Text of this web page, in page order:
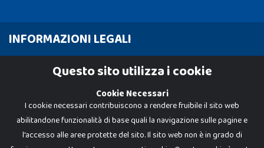
INFORMAZIONI LEGALI
Cookie PolicyQuesto sito utilizza i cookie
Cookie Necessari
I cookie necessari contribuiscono a rendere fruibile il sito web
abilitandone funzionalità di base quali la navigazione sulle pagine e
l'accesso alle aree protette del sito. Il sito web non è in grado di